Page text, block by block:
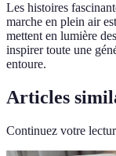
Les histoires
marche en plein air
mettent en lumière
inspirer toute une
entoure.
Articles
Continuez votre